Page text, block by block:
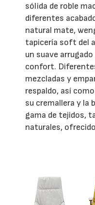
sólida de roble
diferentes
natural mate,
tapicería soft del
un suave
confort.
mezcladas y
respaldo, así
su cremallera y la
gama de tejidos,
naturales,